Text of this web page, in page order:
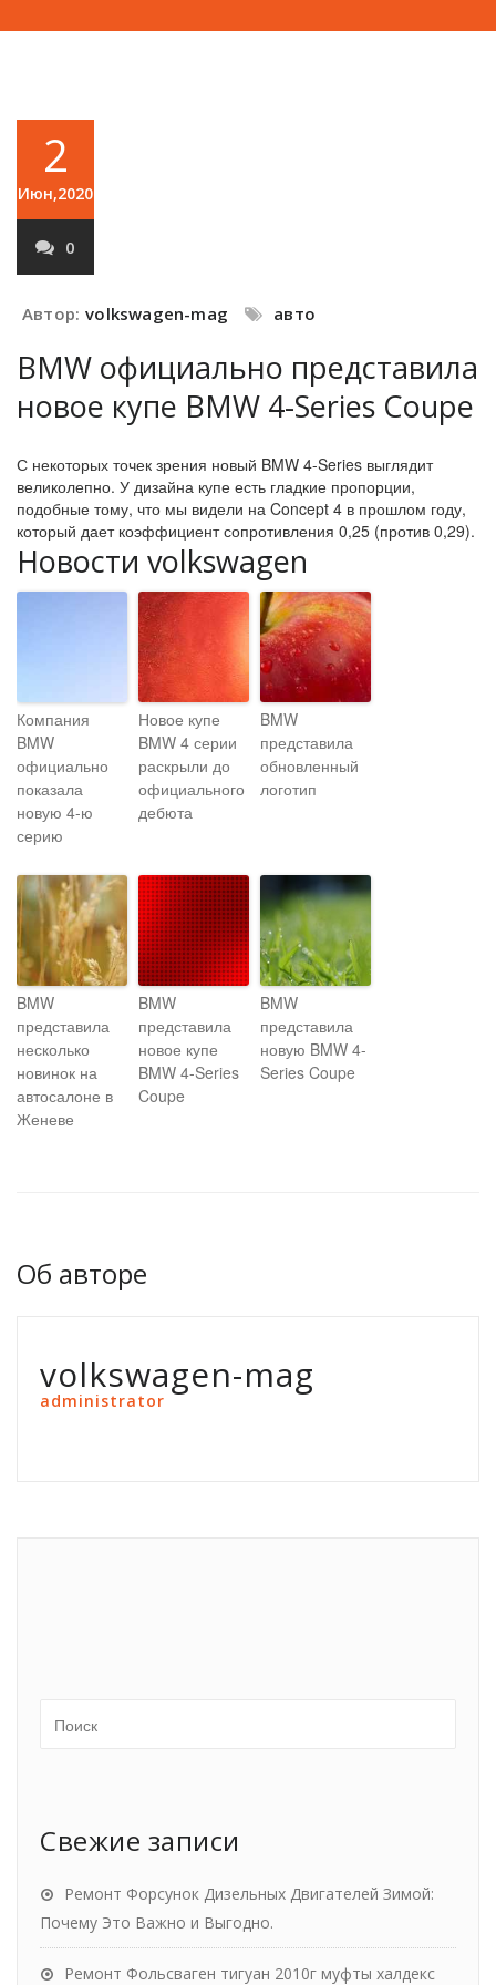
2
Июн,2020
0
Автор: volkswagen-mag авто
BMW официально представила
новое купе BMW 4-Series Coupe
С некоторых точек зрения новый BMW 4-Series выглядит
великолепно. У дизайна купе есть гладкие пропорции,
подобные тому, что мы видели на Concept 4 в прошлом году,
который дает коэффициент сопротивления 0,25 (против 0,29).
Новости volkswagen
Компания
BMW
официально
показала
новую 4-ю
серию
Новое купе
BMW 4 серии
раскрыли до
официального
дебюта
BMW
представила
обновленный
логотип
BMW
представила
несколько
новинок на
автосалоне в
Женеве
BMW
представила
новое купе
BMW 4-Series
Coupe
BMW
представила
новую BMW 4-
Series Coupe
Об авторе
volkswagen-mag
administrator
Свежие записи
Ремонт Форсунок Дизельных Двигателей Зимой:
Почему Это Важно и Выгодно.
Ремонт Фольсваген тигуан 2010г муфты халдекс